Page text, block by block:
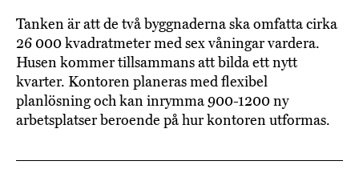
Tanken är att de två byggnaderna ska omfatta cirka
26 000 kvadratmeter med sex våningar vardera.
Husen kommer tillsammans att bilda ett nytt
kvarter. Kontoren planeras med flexibel
planlösning och kan inrymma 900-1200 ny
arbetsplatser beroende på hur kontoren utformas.